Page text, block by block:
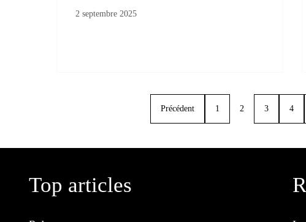
2 septembre 2025
Précédent 1 2 3 4
Top articles